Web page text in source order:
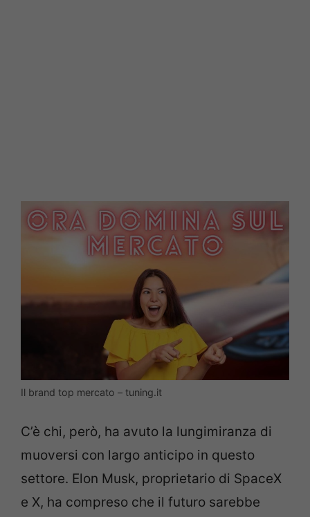
Il brand top mercato – tuning.it
C’è chi, però, ha avuto la lungimiranza di
muoversi con largo anticipo in questo
settore. Elon Musk, proprietario di SpaceX
e X, ha compreso che il futuro sarebbe